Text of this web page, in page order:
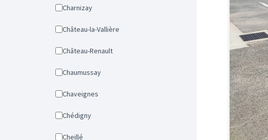
Charnizay
Château-la-Vallière
Château-Renault
Chaumussay
Chaveignes
Chédigny
Cheillé